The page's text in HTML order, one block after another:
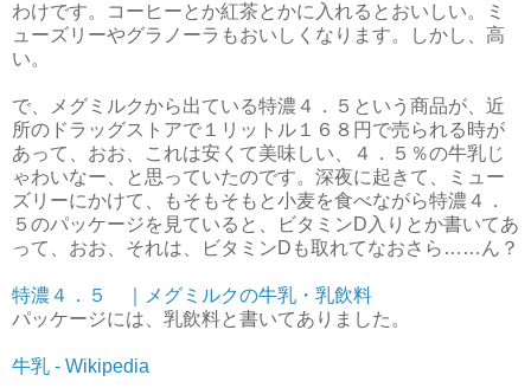
わけです。コーヒーとか紅茶とかに入れるとおいしい。ミ
ューズリーやグラノーラもおいしくなります。しかし、高
い。
で、メグミルクから出ている特濃４．５という商品が、近
所のドラッグストアで１リットル１６８円で売られる時が
あって、おお、これは安くて美味しい、４．５％の牛乳じ
ゃわいなー、と思っていたのです。深夜に起きて、ミュー
ズリーにかけて、もそもそもと小麦を食べながら特濃４．
５のパッケージを見ていると、ビタミンD入りとか書いてあ
って、おお、それは、ビタミンDも取れてなおさら……ん？
特濃４．５ ｜メグミルクの牛乳・乳飲料
パッケージには、乳飲料と書いてありました。
牛乳 - Wikipedia